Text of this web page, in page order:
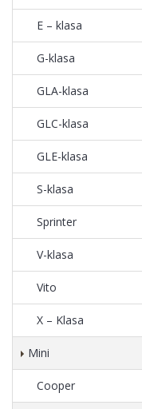
E – klasa
G-klasa
GLA-klasa
GLC-klasa
GLE-klasa
S-klasa
Sprinter
V-klasa
Vito
X – Klasa
Mini
Cooper